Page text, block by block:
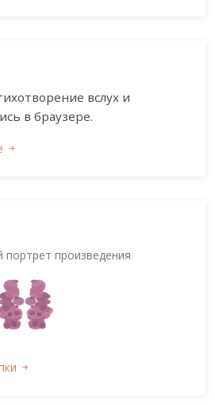
вслух и
в браузере.
портрет произведения